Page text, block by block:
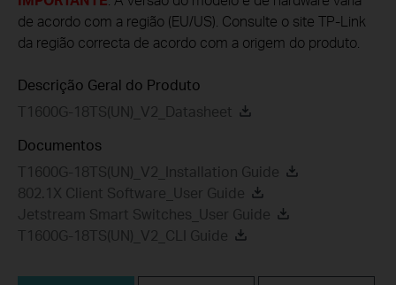
de acordo com a região (EU/US). Consulte o site TP-Link
da região correcta de acordo com a origem do produto.
Descrição Geral do Produto
T1600G-18TS(UN)_V2_Datasheet
Documentos
T1600G-18TS(UN)_V2_Installation Guide
802.1X Client Software_User Guide
Jetstream Smart Switches_User Guide
T1600G-18TS(UN)_V2_CLI Guide